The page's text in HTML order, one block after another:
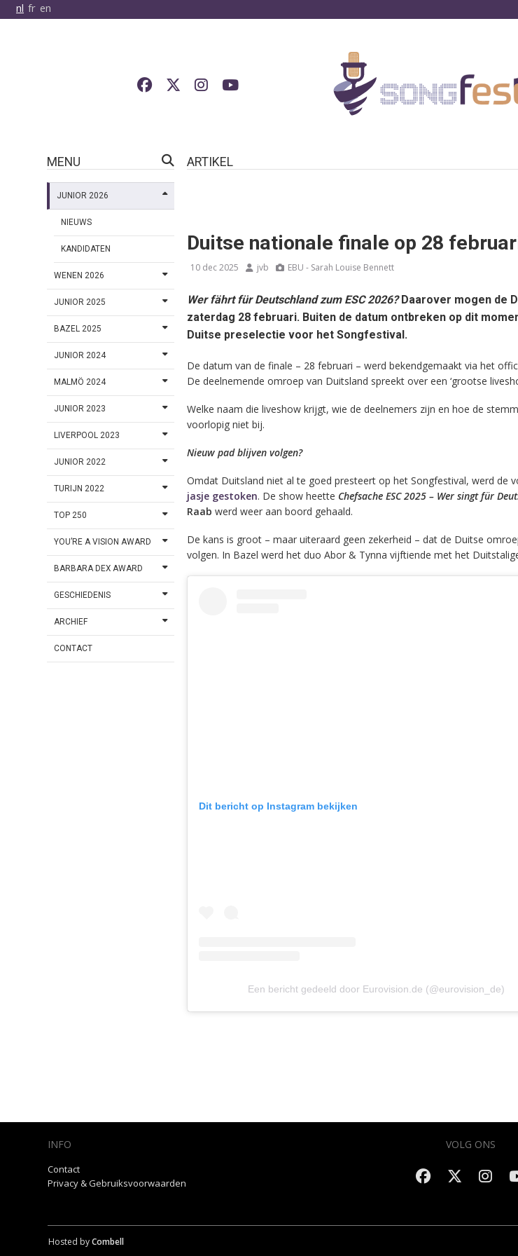
nl fr en
MENU
JUNIOR 2026
NIEUWS
KANDIDATEN
WENEN 2026
JUNIOR 2025
BAZEL 2025
JUNIOR 2024
MALMÖ 2024
JUNIOR 2023
LIVERPOOL 2023
JUNIOR 2022
TURIJN 2022
TOP 250
YOU’RE A VISION AWARD
BARBARA DEX AWARD
GESCHIEDENIS
ARCHIEF
CONTACT
ARTIKEL
Duitse nationale finale op 28
10 dec 2025 jvb EBU - Sarah Louise Bennett
Wer fährt für Deutschland zum ESC 2026?Daarover mogen de
zaterdag 28 februari. Buiten de datum ontbreken op dit
Duitse preselectie voor het Songfestival.
De datum van de finale – 28 februari – werd bekendgemaakt via het
De deelnemende omroep van Duitsland spreekt over een ‘grootse
Welke naam die liveshow krijgt, wie de deelnemers zijn en hoe de
voorlopig niet bij.
Nieuw pad blijven volgen?
Omdat Duitsland niet al te goed presteert op het Songfestival, werd de
jasje gestoken. De show heette Chefsache ESC 2025 – Wer singt für
Raab werd weer aan boord gehaald.
De kans is groot – maar uiteraard geen zekerheid – dat de Duitse
volgen. In Bazel werd het duo Abor & Tynna vijftiende met het
Dit bericht op Instagram bekijken
Een bericht gedeeld door Eurovision.de (@eurovision_de)
INFO
Contact
Privacy & Gebruiksvoorwaarden
VOLG ONS
Hosted byCombell